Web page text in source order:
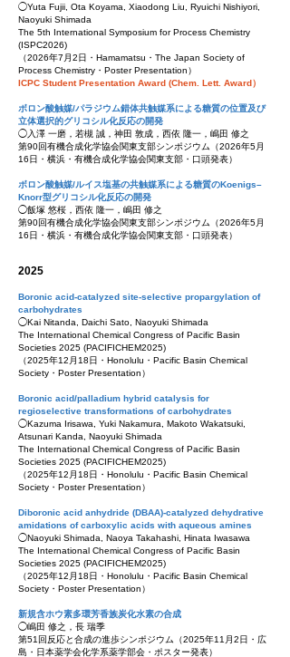
◯Yuta Fujii, Ota Koyama, Xiaodong Liu, Ryuichi Nishiyori,
Naoyuki Shimada
The 5th International Symposium for Process Chemistry
(ISPC2026)
（2026年7 月2日・Hamamatsu ・The Japan Society of
Process Chemistry ・Poster Presentation）
ICPC Student Presentation Award (Chem. Lett. Award）
ボロン酸触媒/パラジウム錯体共触媒系による糖質の位置及び
立体選択的グリコシル化反応の開発
◯入澤 一磨，若槻 誠，神田 敦成，西依 隆一，嶋田 修之
第90回有機合成化学協会関東支部シンポジウム （2026年5月
16日・横浜 ・有機合成化学協会関東支部 ・口頭発表）
ボロン酸触媒/ルイス塩基の共触媒系による糖質のKoenigs–
Knorr型グリコシル化反応の開発
◯飯塚 悠桜，西依 隆一，嶋田 修之
第90回有機合成化学協会関東支部シンポジウム （2026年5月
16日・横浜 ・有機合成化学協会関東支部 ・口頭発表）
2025
Boronic acid-catalyzed site-selective propargylation of
carbohydrates
◯Kai Nitanda, Daichi Sato, Naoyuki Shimada
The International Chemical Congress of Pacific Basin
Societies 2025 (PACIFICHEM2025)
（2025年12 月18日・Honolulu ・Pacific Basin Chemical
Society ・Poster Presentation）
Boronic acid/palladium hybrid catalysis for
regioselective transformations of carbohydrates
◯Kazuma Irisawa, Yuki Nakamura, Makoto Wakatsuki,
Atsunari Kanda, Naoyuki Shimada
The International Chemical Congress of Pacific Basin
Societies 2025 (PACIFICHEM2025)
（2025年12 月18日・Honolulu ・Pacific Basin Chemical
Society ・Poster Presentation）
Diboronic acid anhydride (DBAA)-catalyzed dehydrative
amidations of carboxylic acids with aqueous amines
◯Naoyuki Shimada, Naoya Takahashi, Hinata Iwasawa
The International Chemical Congress of Pacific Basin
Societies 2025 (PACIFICHEM2025)
（2025年12 月18日・Honolulu ・Pacific Basin Chemical
Society ・Poster Presentation）
新規含ホウ素多環芳香族炭化水素の合成
◯嶋田 修之，長 瑞季
第51回反応と合成の進歩シンポジウム （2025年11 月2日・広
島 ・日本薬学会化学系薬学部会 ・ポスター発表）